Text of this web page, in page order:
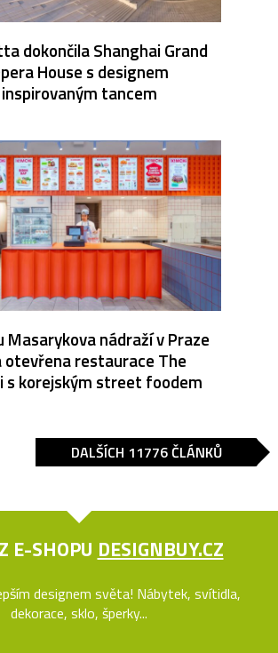
dokončila Shanghai Grand
House s designem
inspirovaným tancem
Masarykova nádraží v Praze
otevřena restaurace The
s korejským street foodem
DALŠÍCH 11776 ČLÁNKŮ
E-SHOPU DESIGNBUY.CZ
designem světa! Nábytek, svítidla,
dekorace, sklo, šperky...